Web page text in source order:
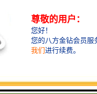
5. **消毒设备**：常
出水水质符合相关标
6. **污泥处理系统**
在选择污水处理设备